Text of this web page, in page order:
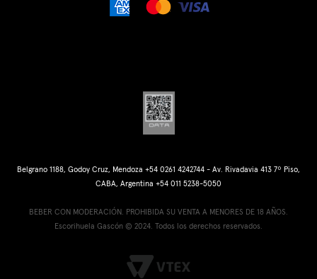
Belgrano 1188, Godoy Cruz, Mendoza +54 0261 4242744 - Av. Rivadavia 413 7º Piso,
CABA, Argentina +54 011 5238-5050
BEBER CON MODERACIÓN. PROHIBIDA SU VENTA A MENORES DE 18 AÑOS.
Escorihuela Gascón © 2024. Todos los derechos reservados.